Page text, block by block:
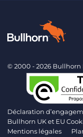
© 2000 - 2026 Bullhorn
Déclaration
Bullhorn UK et EU
Mentions légales